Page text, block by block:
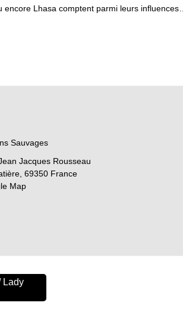
Lhasa comptent parmi leurs influences…
Sauvages
Jacques Rousseau
69350 France
Map
Lady